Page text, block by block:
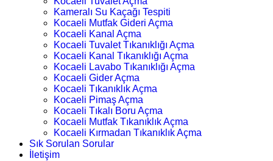
Kameralı Su Kaçağı Tespiti
Kocaeli Mutfak Gideri Açma
Kocaeli Kanal Açma
Kocaeli Tuvalet Tıkanıklığı Açma
Kocaeli Kanal Tıkanıklığı Açma
Kocaeli Lavabo Tıkanıklığı Açma
Kocaeli Gider Açma
Kocaeli Tıkanıklık Açma
Kocaeli Pimaş Açma
Kocaeli Tıkalı Boru Açma
Kocaeli Mutfak Tıkanıklık Açma
Kocaeli Kırmadan Tıkanıklık Açma
Sık Sorulan Sorular
İletişim